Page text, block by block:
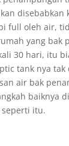
disebabkan
full oleh air,
yang bak
30 hari, itu
tank nya tak
air bak
baiknya
itu.